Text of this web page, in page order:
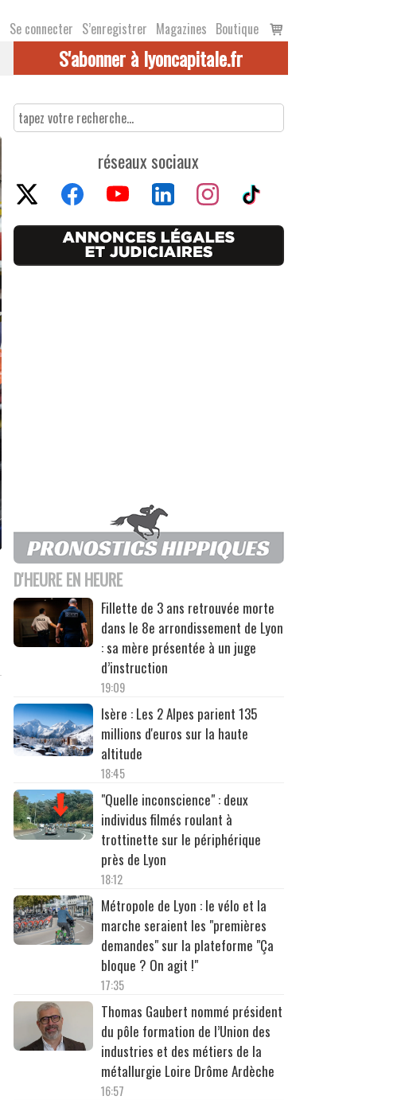
Se connecter S’enregistrer Magazines Boutique
Voir
le
S'abonner à lyoncapitale.fr
réseaux sociaux
D'HEURE EN HEURE
Fillette de 3 ans retrouvée morte
dans le 8e arrondissement de Lyon
: sa mère présentée à un juge
d’instruction
19:09
Isère : Les 2 Alpes parient 135
millions d'euros sur la haute
altitude
18:45
"Quelle inconscience" : deux
individus filmés roulant à
trottinette sur le périphérique
près de Lyon
18:12
Métropole de Lyon : le vélo et la
marche seraient les "premières
demandes" sur la plateforme "Ça
bloque ? On agit !"
17:35
Thomas Gaubert nommé président
du pôle formation de l’Union des
industries et des métiers de la
métallurgie Loire Drôme Ardèche
16:57